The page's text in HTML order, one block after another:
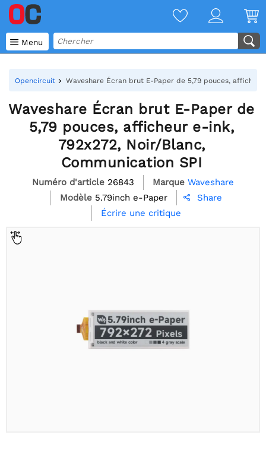
 Menu
Opencircuit Waveshare Écran brut E-Paper de 5,79 pouces,
Waveshare Écran brut E-Paper de
5,79 pouces, afficheur e-ink,
792x272, Noir/Blanc,
Communication SPI
Numéro d'article 26843 Marque Waveshare
Modèle 5.79inch e-Paper 
Share
Écrire une critique